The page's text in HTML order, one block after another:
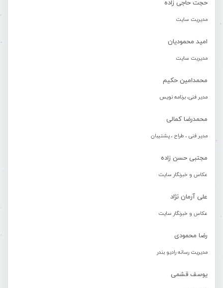
حجت حاجی زاده
مدیریت سایت
امید محمودیان
مدیریت سایت
محمدامین حکیم
مدیر فنی، برنامه نویس
محمدرضا کمالی
مدیر فنی ، طراح ، پشتیبان
مجتبی حسن زاده
عکاس و خبرنگار سایت
علی آرمان نژاد
عکاس و خبرنگار سایت
رضا محمودی
مدیریت رسانه رادیو بندر
یوسف قشمی